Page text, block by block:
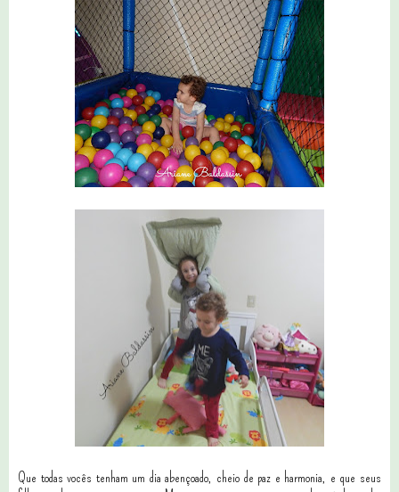
Que todas vocês tenham um dia abençoado, cheio de paz e harmonia, e que seus